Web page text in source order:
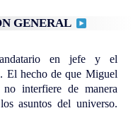
GENERAL
en jefe y el
El hecho de que Miguel
interfiere de manera
asuntos del universo.